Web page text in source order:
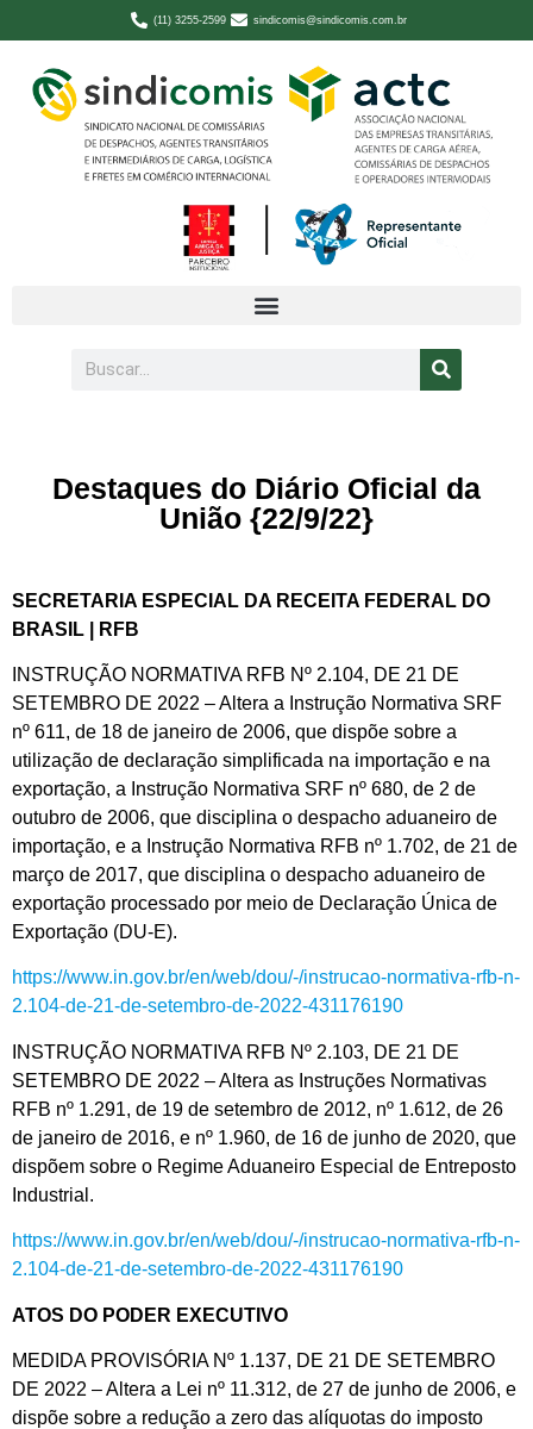
(11) 3255-2599 sindicomis@sindicomis.com.br
Destaques do Diário Oficial da
União {22/9/22}
SECRETARIA ESPECIAL DA RECEITA FEDERAL DO
BRASIL | RFB
INSTRUÇÃO NORMATIVA RFB Nº 2.104, DE 21 DE
SETEMBRO DE 2022 – Altera a Instrução Normativa SRF
nº 611, de 18 de janeiro de 2006, que dispõe sobre a
utilização de declaração simplificada na importação e na
exportação, a Instrução Normativa SRF nº 680, de 2 de
outubro de 2006, que disciplina o despacho aduaneiro de
importação, e a Instrução Normativa RFB nº 1.702, de 21 de
março de 2017, que disciplina o despacho aduaneiro de
exportação processado por meio de Declaração Única de
Exportação (DU-E).
https://www.in.gov.br/en/web/dou/-/instrucao-normativa-rfb-n-
2.104-de-21-de-setembro-de-2022-431176190
INSTRUÇÃO NORMATIVA RFB Nº 2.103, DE 21 DE
SETEMBRO DE 2022 – Altera as Instruções Normativas
RFB nº 1.291, de 19 de setembro de 2012, nº 1.612, de 26
de janeiro de 2016, e nº 1.960, de 16 de junho de 2020, que
dispõem sobre o Regime Aduaneiro Especial de Entreposto
Industrial.
https://www.in.gov.br/en/web/dou/-/instrucao-normativa-rfb-n-
2.104-de-21-de-setembro-de-2022-431176190
ATOS DO PODER EXECUTIVO
MEDIDA PROVISÓRIA Nº 1.137, DE 21 DE SETEMBRO
DE 2022 – Altera a Lei nº 11.312, de 27 de junho de 2006, e
dispõe sobre a redução a zero das alíquotas do imposto